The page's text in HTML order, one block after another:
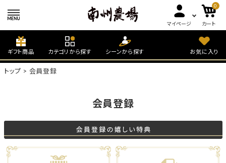
マイページ
0
カート
ギフト商品 カテゴリから探す シーンから探す お気に入り
トップ 会員登録
会員登録